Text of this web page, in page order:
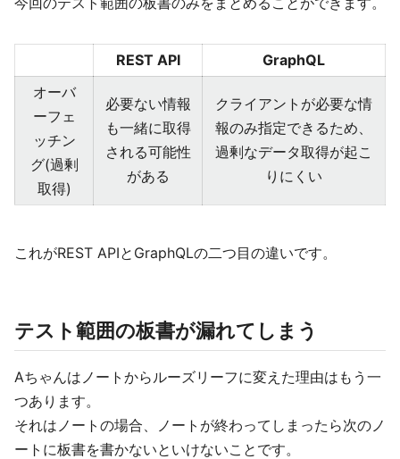
REST API
GraphQL
オーバ
ーフェ
ッチン
グ(過剰
取得)
必要ない情報
も一緒に取得
される可能性
がある
クライアントが必要な情
報のみ指定できるため、
過剰なデータ取得が起こ
りにくい
これがREST APIとGraphQLの二つ目の違いです。
テスト範囲の板書が漏れてしまう
Aちゃんはノートからルーズリーフに変えた理由はもう一
つあります。
それはノートの場合、ノートが終わってしまったら次のノ
ートに板書を書かないといけないことです。